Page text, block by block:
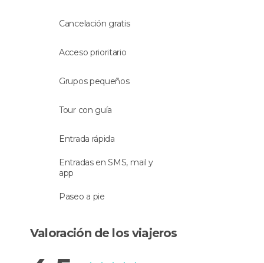
Cancelación gratis
Acceso prioritario
Grupos pequeños
Tour con guía
Entrada rápida
Entradas en SMS, mail y
app
Paseo a pie
Valoración de los viajeros